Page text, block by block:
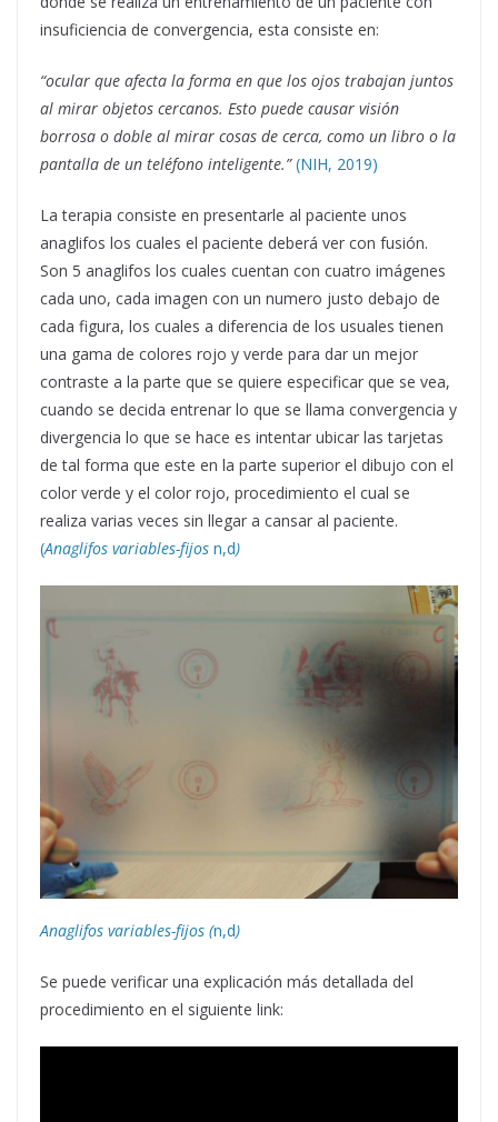
insuficiencia de convergencia, esta consiste en:
“ocular que afecta la forma en que los ojos trabajan juntos
al mirar objetos cercanos. Esto puede causar visión
borrosa o doble al mirar cosas de cerca, como un libro o la
pantalla de un teléfono inteligente.” (NIH, 2019)
La terapia consiste en presentarle al paciente unos
anaglifos los cuales el paciente deberá ver con fusión.
Son 5 anaglifos los cuales cuentan con cuatro imágenes
cada uno, cada imagen con un numero justo debajo de
cada figura, los cuales a diferencia de los usuales tienen
una gama de colores rojo y verde para dar un mejor
contraste a la parte que se quiere especificar que se vea,
cuando se decida entrenar lo que se llama convergencia y
divergencia lo que se hace es intentar ubicar las tarjetas
de tal forma que este en la parte superior el dibujo con el
color verde y el color rojo, procedimiento el cual se
realiza varias veces sin llegar a cansar al paciente.
(Anaglifos variables-fijos n,d)
Anaglifos variables-fijos (n,d)
Se puede verificar una explicación más detallada del
procedimiento en el siguiente link: